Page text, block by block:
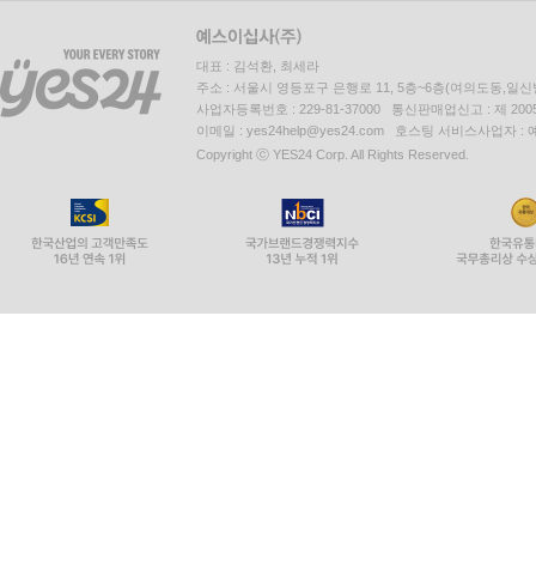
대표 : 김석환, 최세라
주소 : 서울시 영등포구 은행로 11, 5층~6층(여의도동,일신
사업자등록번호 : 229-81-37000 통신판매업신고 : 제
이메일 : yes24help@yes24.com 호스팅 서비스사업자 :
Copyright ⓒ YES24 Corp. All Rights Reserved.